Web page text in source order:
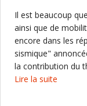
Il est beaucoup
ainsi que de
encore dans les
sismique"
la contribution du
Lire la suite